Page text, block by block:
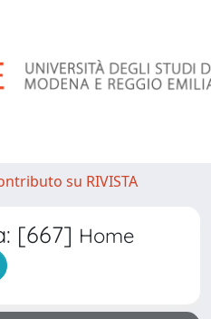
su RIVISTA
[667] Home